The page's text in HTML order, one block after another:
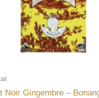
Noir Gingembre –